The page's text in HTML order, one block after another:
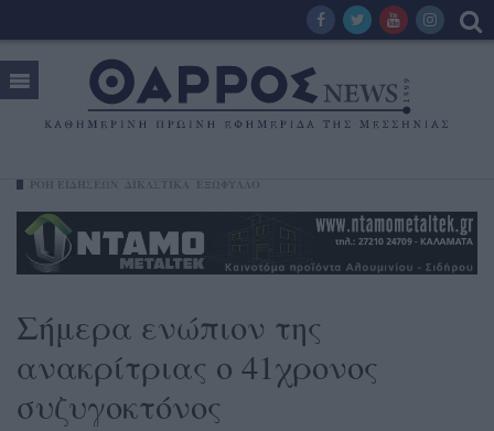
Σήμερα ενώπιον της
ανακρίτριας ο 41χρονος
συζυγοκτόνος